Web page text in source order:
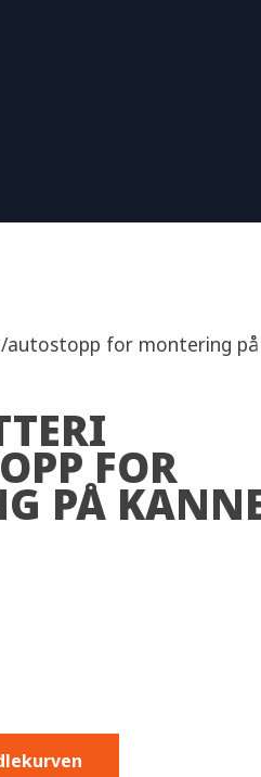
autostopp for montering
FOR
PÅ